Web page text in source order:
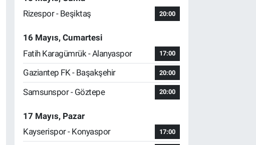
Rizespor - Beşiktaş
20:00
16 Mayıs, Cumartesi
Fatih Karagümrük - Alanyaspor
17:00
Gaziantep FK - Başakşehir 20:00
Samsunspor - Göztepe 20:00
17 Mayıs, Pazar
Kayserispor - Konyaspor
17:00